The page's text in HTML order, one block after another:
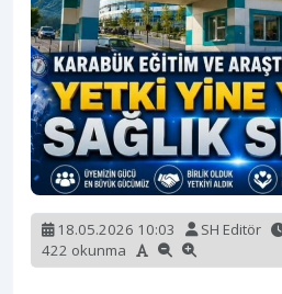
18.05.2026 10:03 SH Editör
422 okunma